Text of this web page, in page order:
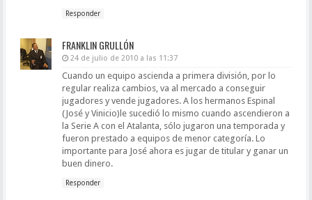
Responder
FRANKLIN GRULLÓN
24 de julio de 2010 a las 11:37
Cuando un equipo ascienda a primera división, por lo
regular realiza cambios, va al mercado a conseguir
jugadores y vende jugadores. A los hermanos Espinal
(José y Vinicio)le sucedió lo mismo cuando ascendieron a
la Serie A con el Atalanta, sólo jugaron una temporada y
fueron prestado a equipos de menor categoría. Lo
importante para José ahora es jugar de titular y ganar un
buen dinero.
Responder